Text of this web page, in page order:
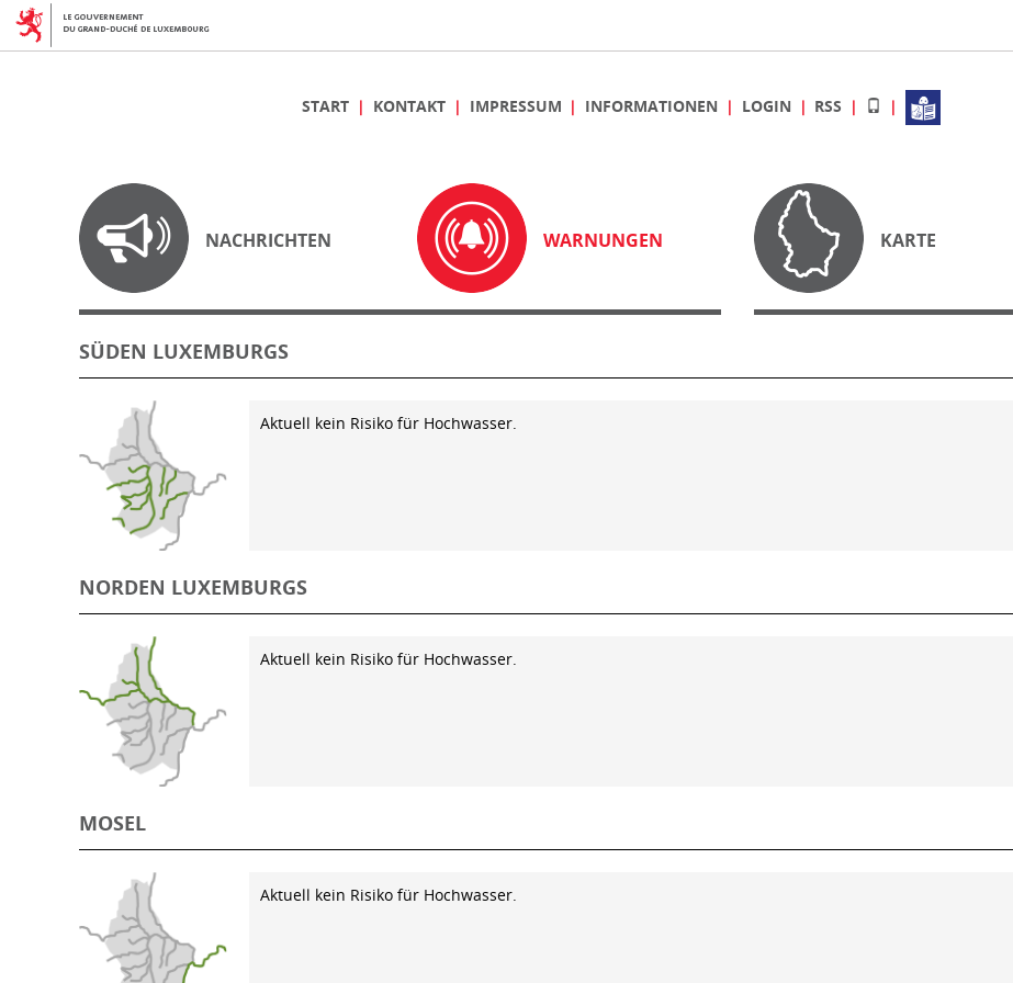
START KONTAKT IMPRESSUM INFORMATIONEN LOGIN RSS
NACHRICHTEN WARNUNGEN KARTE
SÜDEN LUXEMBURGS
Aktuell kein Risiko für Hochwasser.
NORDEN LUXEMBURGS
Aktuell kein Risiko für Hochwasser.
MOSEL
Aktuell kein Risiko für Hochwasser.